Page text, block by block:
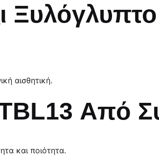
αισθητική.
Από
και ποιότητα.